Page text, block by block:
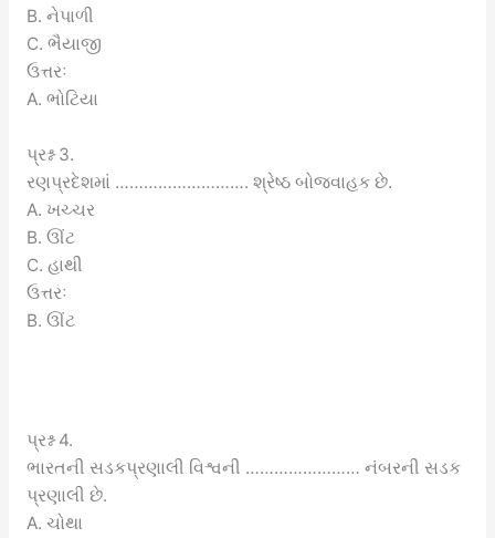
B. નેપાળી
C. ભૈયાજી
ઉત્તરઃ
A. ભોટિયા
પ્રશ્ન 3.
રણપ્રદેશમાં ………………………. શ્રેષ્ઠ બોજવાહક છે.
A. ખચ્ચર
B. ઊંટ
C. હાથી
ઉત્તરઃ
B. ઊંટ
પ્રશ્ન 4.
ભારતની સડકપ્રણાલી વિશ્વની …………………… નંબરની સડક
પ્રણાલી છે.
A. ચોથા